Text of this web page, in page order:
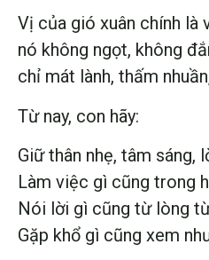
Vị của gió xuân chính là
nó không ngọt, không
chỉ mát lành, thấm
Từ nay, con hãy:
Giữ thân nhẹ, tâm sáng,
Làm việc gì cũng trong
Nói lời gì cũng từ lòng
Gặp khổ gì cũng xem